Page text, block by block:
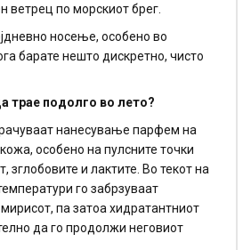
ветрец по морскиот брег.
носење, особено во
барате нешто дискретно, чисто
трае подолго во лето?
нанесување парфем на
особено на пулсните точки
зглобовите и лактите. Во текот на
го забрзуваат
па затоа хидратантниот
да го продолжи неговиот